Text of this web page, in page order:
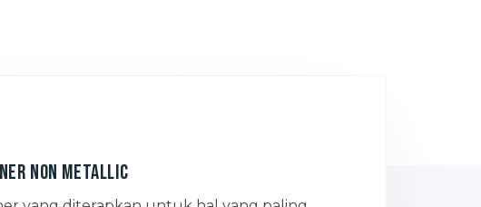
non Metallic